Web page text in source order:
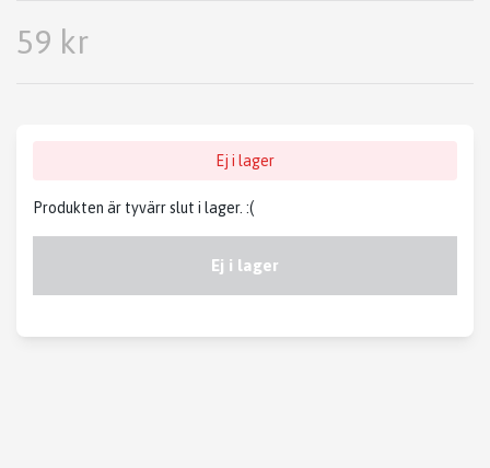
59 kr
Ej i lager
Produkten är tyvärr slut i lager. :(
Ej i lager